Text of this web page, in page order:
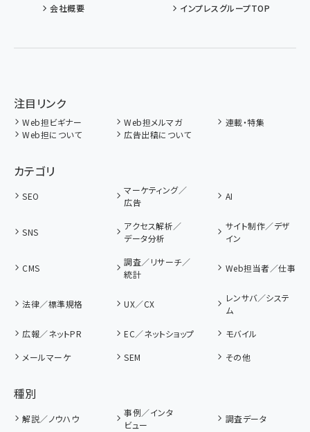
会社概要
インプレスグループTOP
注目リンク
Web担ビギナー Web担メルマガ
連載・特集
Web担について
広告出稿について
カテゴリ
SEO
マーケティング／
広告
AI
SNS
アクセス解析／
データ分析
サイト制作／デザ
イン
CMS
調査／リサーチ／
統計
Web担当者／仕事
法律／標準規格 UX／CX
レンサバ／システ
ム
広報／ネットPR
EC／ネットショップ
モバイル
メールマーケ
SEM その他
種別
解説／ノウハウ
事例／インタ
ビュー
調査データ